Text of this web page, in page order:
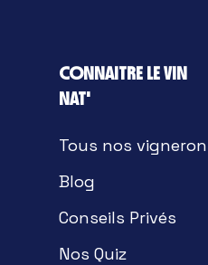
CONNAITRE LE VIN
NAT'
Tous nos
Blog
Conseils Privés
Nos Quiz